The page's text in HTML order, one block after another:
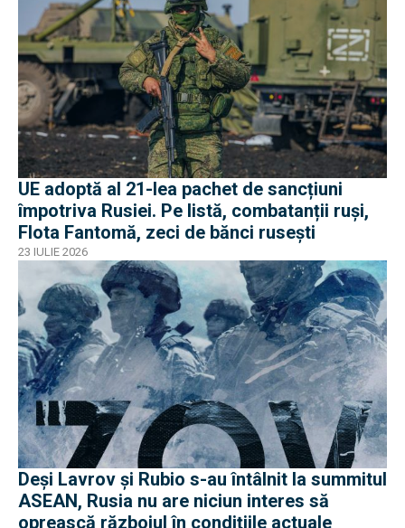
UE adoptă al 21-lea pachet de sancțiuni
împotriva Rusiei. Pe listă, combatanții ruși,
Flota Fantomă, zeci de bănci rusești
23 IULIE 2026
Deși Lavrov și Rubio s-au întâlnit la summitul
ASEAN, Rusia nu are niciun interes să
oprească războiul în condițiile actuale